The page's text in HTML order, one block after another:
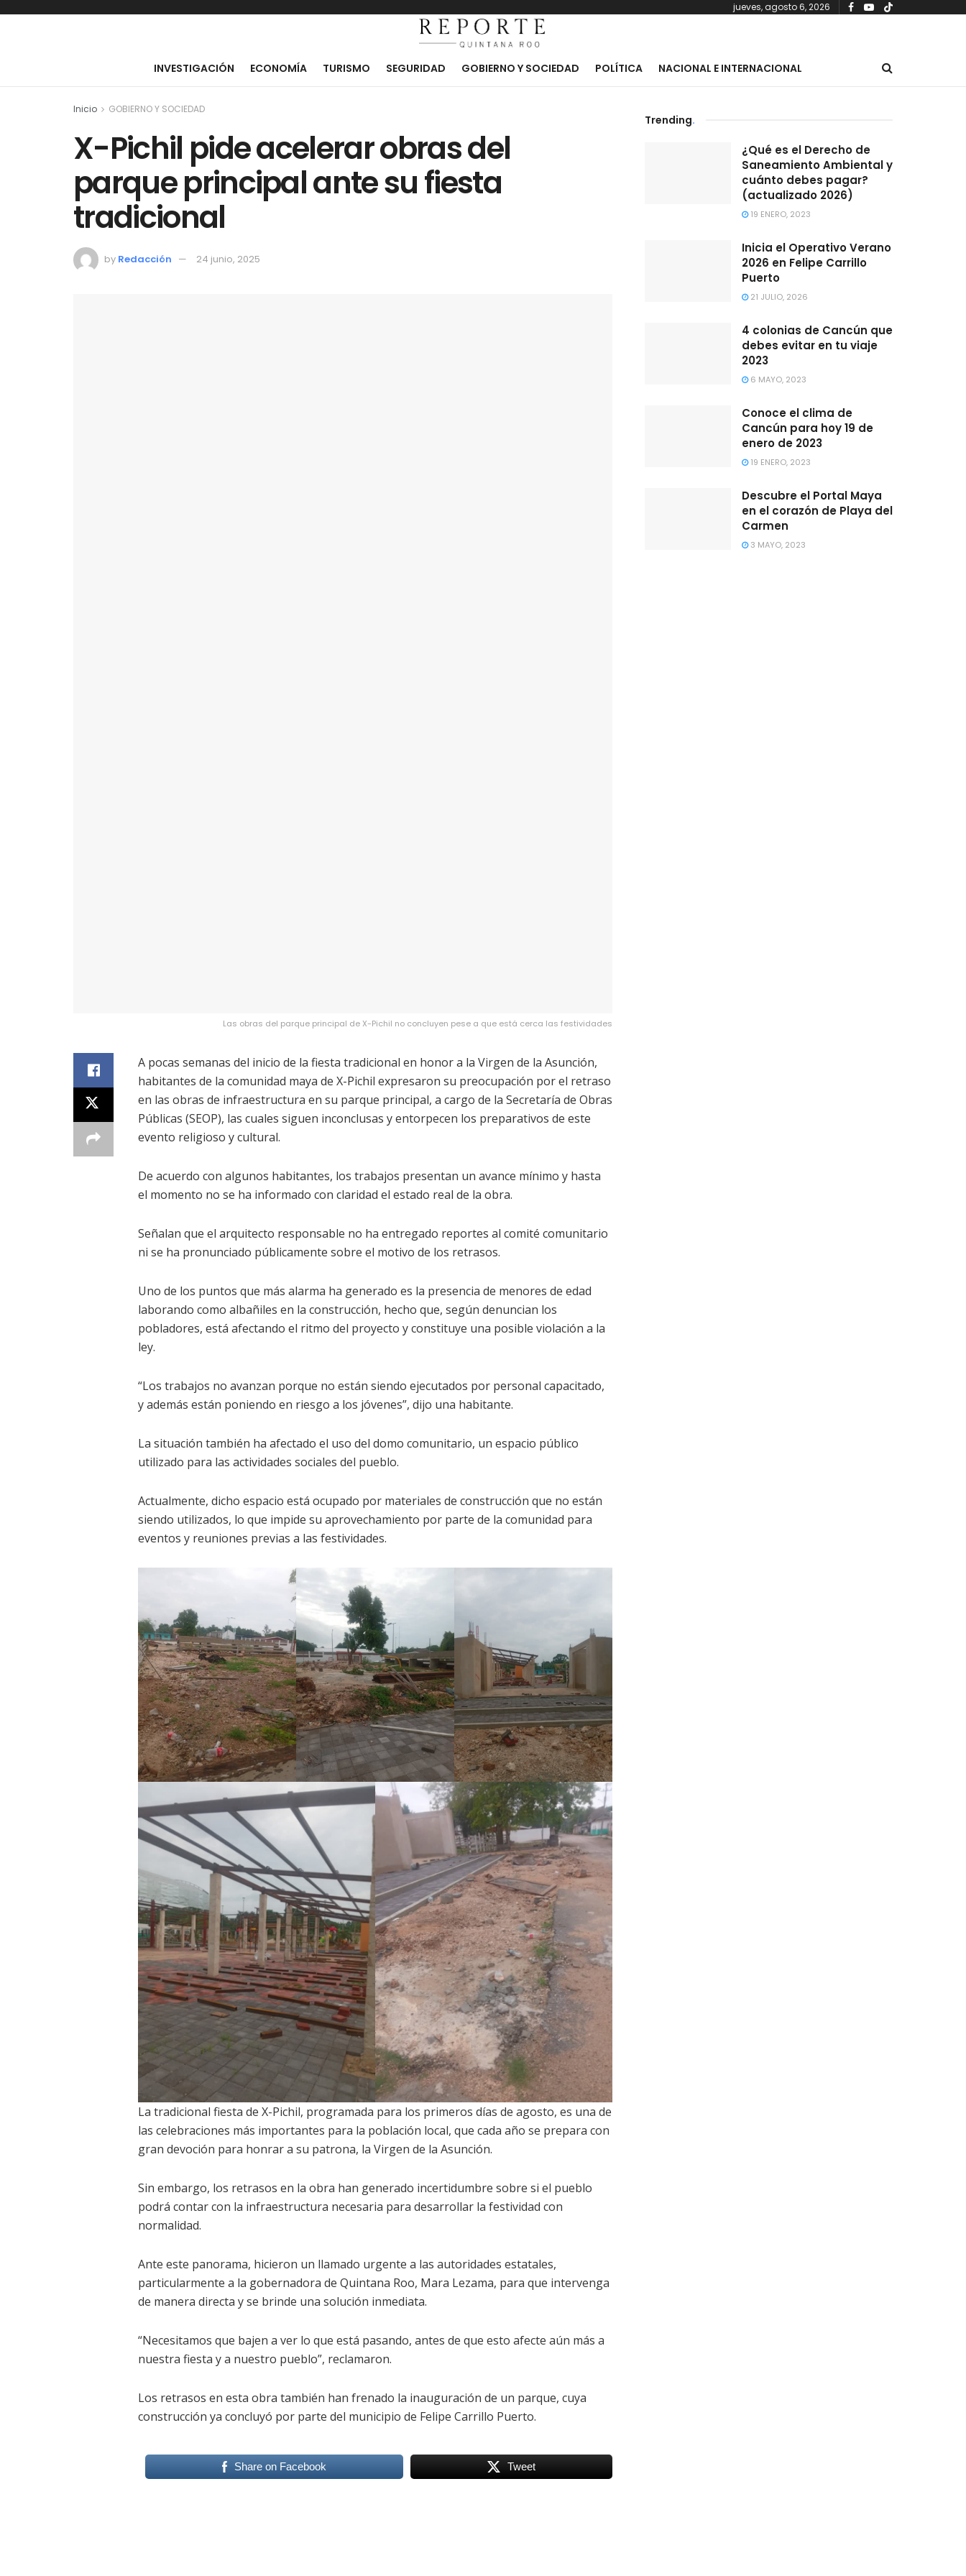
jueves, agosto 6, 2026
INVESTIGACIÓN ECONOMÍA TURISMO SEGURIDAD GOBIERNO Y SOCIEDAD POLÍTICA NACIONAL E INTERNACIONAL
Inicio GOBIERNO Y SOCIEDAD
X-Pichil pide acelerar obras del
parque principal ante su fiesta
tradicional
by Redacción 24 junio, 2025
Las obras del parque principal de X-Pichil no concluyen pese a que está cerca las festividades
A pocas semanas del inicio de la fiesta tradicional en honor a la Virgen de la Asunción,
habitantes de la comunidad maya de X-Pichil expresaron su preocupación por el retraso
en las obras de infraestructura en su parque principal, a cargo de la Secretaría de Obras
Públicas (SEOP), las cuales siguen inconclusas y entorpecen los preparativos de este
evento religioso y cultural.
De acuerdo con algunos habitantes, los trabajos presentan un avance mínimo y hasta
el momento no se ha informado con claridad el estado real de la obra.
Señalan que el arquitecto responsable no ha entregado reportes al comité comunitario
ni se ha pronunciado públicamente sobre el motivo de los retrasos.
Uno de los puntos que más alarma ha generado es la presencia de menores de edad
laborando como albañiles en la construcción, hecho que, según denuncian los
pobladores, está afectando el ritmo del proyecto y constituye una posible violación a la
ley.
“Los trabajos no avanzan porque no están siendo ejecutados por personal capacitado,
y además están poniendo en riesgo a los jóvenes”, dijo una habitante.
La situación también ha afectado el uso del domo comunitario, un espacio público
utilizado para las actividades sociales del pueblo.
Actualmente, dicho espacio está ocupado por materiales de construcción que no están
siendo utilizados, lo que impide su aprovechamiento por parte de la comunidad para
eventos y reuniones previas a las festividades.
La tradicional fiesta de X-Pichil, programada para los primeros días de agosto, es una de
las celebraciones más importantes para la población local, que cada año se prepara con
gran devoción para honrar a su patrona, la Virgen de la Asunción.
Sin embargo, los retrasos en la obra han generado incertidumbre sobre si el pueblo
podrá contar con la infraestructura necesaria para desarrollar la festividad con
normalidad.
Ante este panorama, hicieron un llamado urgente a las autoridades estatales,
particularmente a la gobernadora de Quintana Roo, Mara Lezama, para que intervenga
de manera directa y se brinde una solución inmediata.
“Necesitamos que bajen a ver lo que está pasando, antes de que esto afecte aún más a
nuestra fiesta y a nuestro pueblo”, reclamaron.
Los retrasos en esta obra también han frenado la inauguración de un parque, cuya
construcción ya concluyó por parte del municipio de Felipe Carrillo Puerto.
Share on Facebook Tweet
Trending.
¿Qué es el Derecho de
Saneamiento Ambiental y
cuánto debes pagar?
(actualizado 2026)
19 ENERO, 2023
Inicia el Operativo Verano
2026 en Felipe Carrillo
Puerto
21 JULIO, 2026
4 colonias de Cancún que
debes evitar en tu viaje
2023
6 MAYO, 2023
Conoce el clima de
Cancún para hoy 19 de
enero de 2023
19 ENERO, 2023
Descubre el Portal Maya
en el corazón de Playa del
Carmen
3 MAYO, 2023